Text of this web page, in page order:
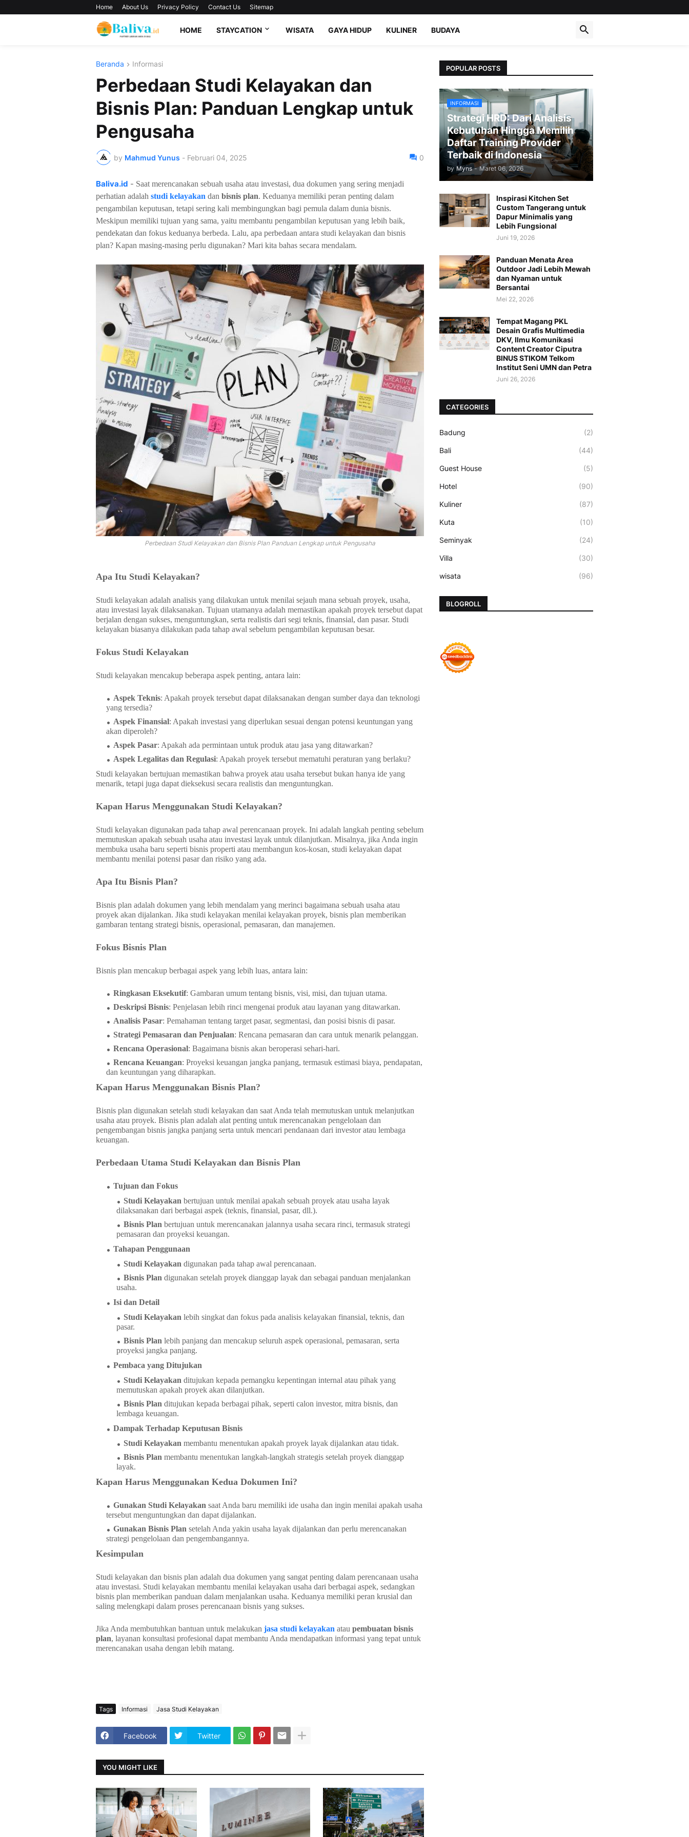
Home About Us Privacy Policy Contact Us Sitemap
HOME STAYCATION WISATA GAYA HIDUP KULINER BUDAYA
Beranda Informasi
Perbedaan Studi Kelayakan dan
Bisnis Plan: Panduan Lengkap untuk
Pengusaha
by Mahmud Yunus - Februari 04, 2025 0
Baliva.id - Saat merencanakan sebuah usaha atau investasi, dua dokumen yang sering menjadi
perhatian adalah studi kelayakan dan bisnis plan. Keduanya memiliki peran penting dalam
pengambilan keputusan, tetapi sering kali membingungkan bagi pemula dalam dunia bisnis.
Meskipun memiliki tujuan yang sama, yaitu membantu pengambilan keputusan yang lebih baik,
pendekatan dan fokus keduanya berbeda. Lalu, apa perbedaan antara studi kelayakan dan bisnis
plan? Kapan masing-masing perlu digunakan? Mari kita bahas secara mendalam.
Perbedaan Studi Kelayakan dan Bisnis Plan Panduan Lengkap untuk Pengusaha
Apa Itu Studi Kelayakan?
Studi kelayakan adalah analisis yang dilakukan untuk menilai sejauh mana sebuah proyek, usaha,
atau investasi layak dilaksanakan. Tujuan utamanya adalah memastikan apakah proyek tersebut dapat
berjalan dengan sukses, menguntungkan, serta realistis dari segi teknis, finansial, dan pasar. Studi
kelayakan biasanya dilakukan pada tahap awal sebelum pengambilan keputusan besar.
Fokus Studi Kelayakan
Studi kelayakan mencakup beberapa aspek penting, antara lain:
Aspek Teknis: Apakah proyek tersebut dapat dilaksanakan dengan sumber daya dan teknologi
yang tersedia?
Aspek Finansial: Apakah investasi yang diperlukan sesuai dengan potensi keuntungan yang
akan diperoleh?
Aspek Pasar: Apakah ada permintaan untuk produk atau jasa yang ditawarkan?
Aspek Legalitas dan Regulasi: Apakah proyek tersebut mematuhi peraturan yang berlaku?
Studi kelayakan bertujuan memastikan bahwa proyek atau usaha tersebut bukan hanya ide yang
menarik, tetapi juga dapat dieksekusi secara realistis dan menguntungkan.
Kapan Harus Menggunakan Studi Kelayakan?
Studi kelayakan digunakan pada tahap awal perencanaan proyek. Ini adalah langkah penting sebelum
memutuskan apakah sebuah usaha atau investasi layak untuk dilanjutkan. Misalnya, jika Anda ingin
membuka usaha baru seperti bisnis properti atau membangun kos-kosan, studi kelayakan dapat
membantu menilai potensi pasar dan risiko yang ada.
Apa Itu Bisnis Plan?
Bisnis plan adalah dokumen yang lebih mendalam yang merinci bagaimana sebuah usaha atau
proyek akan dijalankan. Jika studi kelayakan menilai kelayakan proyek, bisnis plan memberikan
gambaran tentang strategi bisnis, operasional, pemasaran, dan manajemen.
Fokus Bisnis Plan
Bisnis plan mencakup berbagai aspek yang lebih luas, antara lain:
Ringkasan Eksekutif: Gambaran umum tentang bisnis, visi, misi, dan tujuan utama.
Deskripsi Bisnis: Penjelasan lebih rinci mengenai produk atau layanan yang ditawarkan.
Analisis Pasar: Pemahaman tentang target pasar, segmentasi, dan posisi bisnis di pasar.
Strategi Pemasaran dan Penjualan: Rencana pemasaran dan cara untuk menarik pelanggan.
Rencana Operasional: Bagaimana bisnis akan beroperasi sehari-hari.
Rencana Keuangan: Proyeksi keuangan jangka panjang, termasuk estimasi biaya, pendapatan,
dan keuntungan yang diharapkan.
Kapan Harus Menggunakan Bisnis Plan?
Bisnis plan digunakan setelah studi kelayakan dan saat Anda telah memutuskan untuk melanjutkan
usaha atau proyek. Bisnis plan adalah alat penting untuk merencanakan pengelolaan dan
pengembangan bisnis jangka panjang serta untuk mencari pendanaan dari investor atau lembaga
keuangan.
Perbedaan Utama Studi Kelayakan dan Bisnis Plan
Tujuan dan Fokus
Studi Kelayakan bertujuan untuk menilai apakah sebuah proyek atau usaha layak
dilaksanakan dari berbagai aspek (teknis, finansial, pasar, dll.).
Bisnis Plan bertujuan untuk merencanakan jalannya usaha secara rinci, termasuk strategi
pemasaran dan proyeksi keuangan.
Tahapan Penggunaan
Studi Kelayakan digunakan pada tahap awal perencanaan.
Bisnis Plan digunakan setelah proyek dianggap layak dan sebagai panduan menjalankan
usaha.
Isi dan Detail
Studi Kelayakan lebih singkat dan fokus pada analisis kelayakan finansial, teknis, dan
pasar.
Bisnis Plan lebih panjang dan mencakup seluruh aspek operasional, pemasaran, serta
proyeksi jangka panjang.
Pembaca yang Ditujukan
Studi Kelayakan ditujukan kepada pemangku kepentingan internal atau pihak yang
memutuskan apakah proyek akan dilanjutkan.
Bisnis Plan ditujukan kepada berbagai pihak, seperti calon investor, mitra bisnis, dan
lembaga keuangan.
Dampak Terhadap Keputusan Bisnis
Studi Kelayakan membantu menentukan apakah proyek layak dijalankan atau tidak.
Bisnis Plan membantu menentukan langkah-langkah strategis setelah proyek dianggap
layak.
Kapan Harus Menggunakan Kedua Dokumen Ini?
Gunakan Studi Kelayakan saat Anda baru memiliki ide usaha dan ingin menilai apakah usaha
tersebut menguntungkan dan dapat dijalankan.
Gunakan Bisnis Plan setelah Anda yakin usaha layak dijalankan dan perlu merencanakan
strategi pengelolaan dan pengembangannya.
Kesimpulan
Studi kelayakan dan bisnis plan adalah dua dokumen yang sangat penting dalam perencanaan usaha
atau investasi. Studi kelayakan membantu menilai kelayakan usaha dari berbagai aspek, sedangkan
bisnis plan memberikan panduan dalam menjalankan usaha. Keduanya memiliki peran krusial dan
saling melengkapi dalam proses perencanaan bisnis yang sukses.
Jika Anda membutuhkan bantuan untuk melakukan jasa studi kelayakan atau pembuatan bisnis
plan, layanan konsultasi profesional dapat membantu Anda mendapatkan informasi yang tepat untuk
merencanakan usaha dengan lebih matang.
Tags Informasi Jasa Studi Kelayakan
Facebook Twitter
YOU MIGHT LIKE
POPULAR POSTS
INFORMASI
Strategi HRD: Dari Analisis
Kebutuhan Hingga Memilih
Daftar Training Provider
Terbaik di Indonesia
by Myns - Maret 06, 2026
Inspirasi Kitchen Set
Custom Tangerang untuk
Dapur Minimalis yang
Lebih Fungsional
Juni 19, 2026
Panduan Menata Area
Outdoor Jadi Lebih Mewah
dan Nyaman untuk
Bersantai
Mei 22, 2026
Tempat Magang PKL
Desain Grafis Multimedia
DKV, Ilmu Komunikasi
Content Creator Ciputra
BINUS STIKOM Telkom
Institut Seni UMN dan Petra
Juni 26, 2026
CATEGORIES
Badung (2)
Bali (44)
Guest House (5)
Hotel (90)
Kuliner (87)
Kuta (10)
Seminyak (24)
Villa (30)
wisata (96)
BLOGROLL